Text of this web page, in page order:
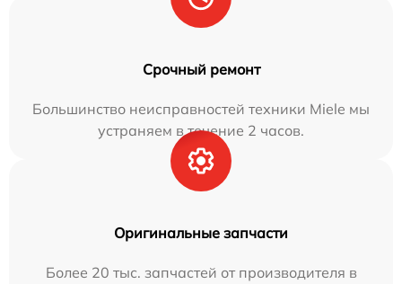
Срочный ремонт
Большинство неисправностей техники Miele мы
устраняем в течение 2 часов.
Оригинальные запчасти
Более 20 тыс. запчастей от производителя в